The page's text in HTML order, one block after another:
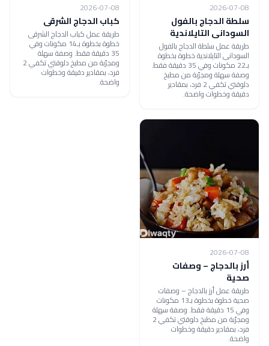
2026-07-08
سلطة الدجاج بالفول
السودانى التايلاندية
طريقة عمل سلطة الدجاج بالفول
السودانى التايلاندية خطوة بخطوة
بـ22 مكونات وفي 35 دقيقة فقط.
وصفة سهلة ومجرّبة من مطبخ
دلوقتي تكفي 2 فرد، بمقادير
دقيقة وخطوات واضحة.
2026-07-08
كباب الدجاج الشرقى
طريقة عمل كباب الدجاج الشرقى
خطوة بخطوة بـ14 مكونات وفي
35 دقيقة فقط. وصفة سهلة
ومجرّبة من مطبخ دلوقتي تكفي 2
فرد، بمقادير دقيقة وخطوات
واضحة.
2026-07-08
أرز بالدجاج – وصفات
صحية
طريقة عمل أرز بالدجاج – وصفات
صحية خطوة بخطوة بـ13 مكونات
وفي 15 دقيقة فقط. وصفة سهلة
ومجرّبة من مطبخ دلوقتي تكفي 2
فرد، بمقادير دقيقة وخطوات
واضحة.